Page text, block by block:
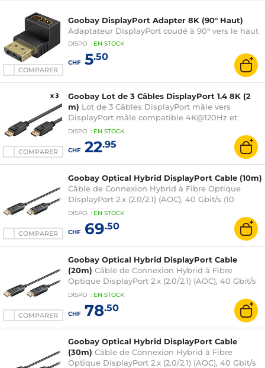
COMPARER
Goobay DisplayPort Adapter 8K (90° Haut)
Adaptateur DisplayPort coudé à 90° vers le haut
DISPO : EN STOCK
CHF5.50
COMPARER
Goobay Lot de 3 Câbles DisplayPort 1.4 8K (2
m) Lot de 3 Câbles DisplayPort mâle vers
DisplayPort mâle compatible 4K@120Hz et
8K@60Hz (2 mètres)
DISPO : EN STOCK
CHF22.95
COMPARER
Goobay Optical Hybrid DisplayPort Cable (10m)
Câble de Connexion Hybrid à Fibre Optique
DisplayPort 2.x (2.0/2.1) (AOC), 40 Gbit/s (10
mètres)
DISPO : EN STOCK
CHF69.50
COMPARER
Goobay Optical Hybrid DisplayPort Cable
(20m) Câble de Connexion Hybrid à Fibre
Optique DisplayPort 2.x (2.0/2.1) (AOC), 40 Gbit/s
(20 mètres)
DISPO : EN STOCK
CHF78.50
Goobay Optical Hybrid DisplayPort Cable
(30m) Câble de Connexion Hybrid à Fibre
Optique DisplayPort 2.x (2.0/2.1) (AOC), 40 Gbit/s